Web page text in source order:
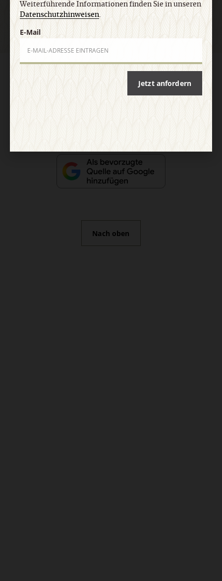
Datenschutz
Barrierefreiheit
Nach oben
Weiterführende Informationen finden Sie in unseren
Datenschutzhinweisen.
E-Mail
Jetzt anfordern